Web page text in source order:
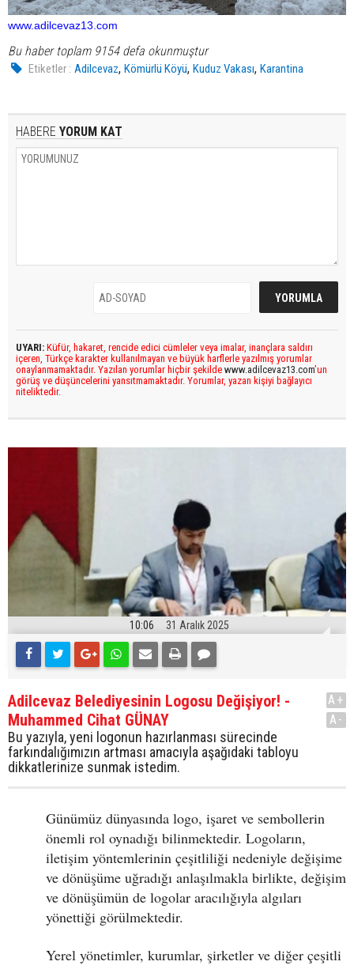
www.adilcevaz13.com
Bu haber toplam 9154 defa okunmuştur
Etiketler : Adilcevaz,Kömürlü Köyü,Kuduz Vakası,Karantina
HABERE YORUM KAT
UYARI: Küfür, hakaret, rencide edici cümleler veya imalar, inançlara saldırı
içeren, Türkçe karakter kullanılmayan ve büyük harflerle yazılmış yorumlar
onaylanmamaktadır. Yazılan yorumlar hiçbir şekilde www.adilcevaz13.com’un
görüş ve düşüncelerini yansıtmamaktadır. Yorumlar, yazan kişiyi bağlayıcı
niteliktedir.
10:06 31 Aralık 2025
Adilcevaz Belediyesinin Logosu Değişiyor! -
Muhammed Cihat GÜNAY
Bu yazıyla, yeni logonun hazırlanması sürecinde
farkındalığımızın artması amacıyla aşağıdaki tabloyu
dikkatlerinize sunmak istedim.
A+
A-
Günümüz dünyasında logo, işaret ve sembollerin
önemli rol oynadığı bilinmektedir. Logoların,
iletişim yöntemlerinin çeşitliliği nedeniyle değişime
ve dönüşüme uğradığı anlaşılmakla birlikte, değişim
ve dönüşümün de logolar aracılığıyla algıları
yönettiği görülmektedir.
Yerel yönetimler, kurumlar, şirketler ve diğer çeşitli